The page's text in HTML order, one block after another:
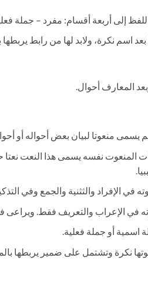
إلى أربعة أقسام: مفرد – جملة
بعد اسم نكرة، ولابد لها من رابط
المعارف أحوال.
منعوتا لبيان بعض أحواله أو
المنعوت نفسه يسمى هذا النعت نعتا
في الإفراد والثثنية والجمع وفي
في الإعراب والتعريف فقط. ويراعى
اسمية أو جملة فعلية.
نكرة وتشتمل على ضمير يربطها